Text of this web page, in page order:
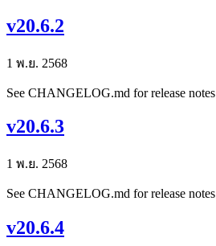
v20.6.2
1 พ.ย. 2568
See CHANGELOG.md for release notes
v20.6.3
1 พ.ย. 2568
See CHANGELOG.md for release notes
v20.6.4